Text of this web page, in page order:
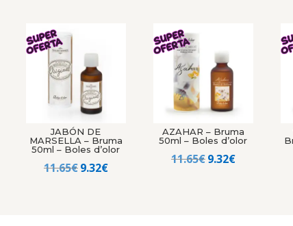
JABÓN DE
MARSELLA – Bruma
50ml – Boles d’olor
11.65€El
9.32€El
AZAHAR – Bruma
50ml – Boles d’olor
11.65€El
9.32€El